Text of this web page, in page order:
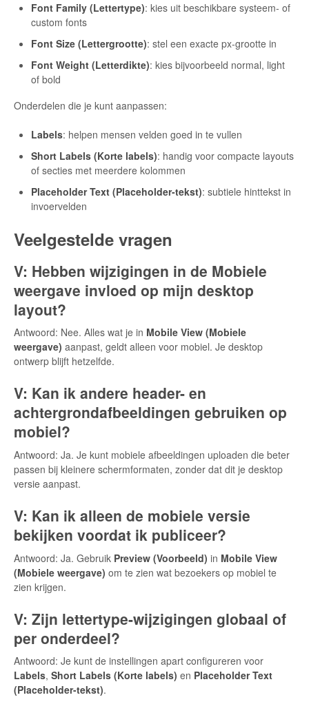
Font Family (Lettertype): kies uit beschikbare systeem- of
custom fonts
Font Size (Lettergrootte): stel een exacte px-grootte in
Font Weight (Letterdikte): kies bijvoorbeeld normal, light
of bold
Onderdelen die je kunt aanpassen:
Labels: helpen mensen velden goed in te vullen
Short Labels (Korte labels): handig voor compacte layouts
of secties met meerdere kolommen
Placeholder Text (Placeholder-tekst): subtiele hinttekst in
invoervelden
Veelgestelde vragen
V: Hebben wijzigingen in de Mobiele
weergave invloed op mijn desktop
layout?
Antwoord: Nee. Alles wat je in Mobile View (Mobiele
weergave) aanpast, geldt alleen voor mobiel. Je desktop
ontwerp blijft hetzelfde.
V: Kan ik andere header- en
achtergrondafbeeldingen gebruiken op
mobiel?
Antwoord: Ja. Je kunt mobiele afbeeldingen uploaden die beter
passen bij kleinere schermformaten, zonder dat dit je desktop
versie aanpast.
V: Kan ik alleen de mobiele versie
bekijken voordat ik publiceer?
Antwoord: Ja. Gebruik Preview (Voorbeeld) in Mobile View
(Mobiele weergave) om te zien wat bezoekers op mobiel te
zien krijgen.
V: Zijn lettertype-wijzigingen globaal of
per onderdeel?
Antwoord: Je kunt de instellingen apart configureren voor
Labels, Short Labels (Korte labels) en Placeholder Text
(Placeholder-tekst).